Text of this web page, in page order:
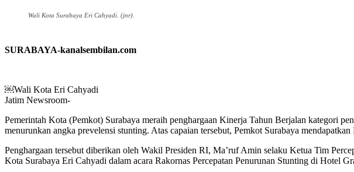
Wali Kota Surabaya Eri Cahyadi. (jnr).
SURABAYA-kanalsembilan.com
￼Wali Kota Eri Cahyadi
Jatim Newsroom-
Pemerintah Kota (Pemkot) Surabaya meraih penghargaan Kinerja Tahun Berjalan kategori
menurunkan angka prevelensi stunting. Atas capaian tersebut, Pemkot Surabaya
Penghargaan tersebut diberikan oleh Wakil Presiden RI, Ma’ruf Amin selaku Ketua Tim
Kota Surabaya Eri Cahyadi dalam acara Rakornas Percepatan Penurunan Stunting di Hotel